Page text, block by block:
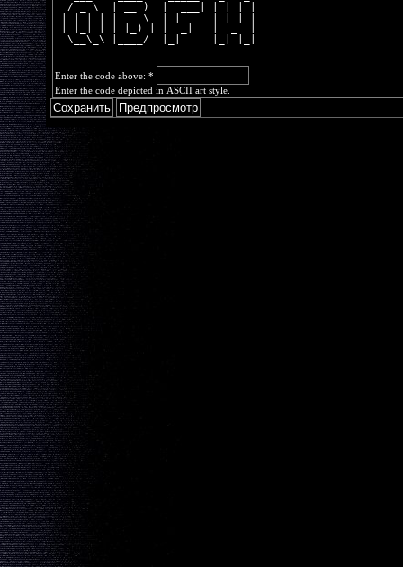
  / _ \  | __ )  |  ___| | | | |
| | | | |  _ \  | |_    | |_| |
| |_| | | |_) | |  _|   |  _  |
  \__\_\ |____/  |_|     |_| |_|
Enter the code above: *
Enter the code depicted in ASCII art style.